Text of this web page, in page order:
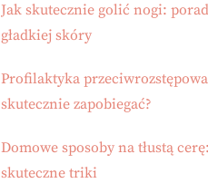
Jak skutecznie golić nogi:
gładkiej skóry
Profilaktyka
skutecznie zapobiegać?
Domowe sposoby na tłustą
skuteczne triki